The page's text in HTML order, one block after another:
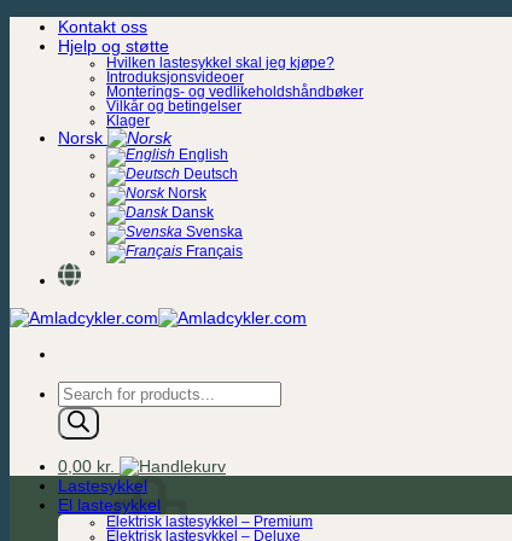
Skip
Kontakt oss
Hjelp og støtte
Hvilken lastesykkel skal jeg kjøpe?
Introduksjonsvideoer
Monterings- og vedlikeholdshåndbøker
Vilkår og betingelser
Klager
Norsk
English
Deutsch
Norsk
Dansk
Svenska
Français
Products
search
0,00 kr.
Lastesykkel
El lastesykkel
Elektrisk lastesykkel – Premium
Elektrisk lastesykkel – Deluxe